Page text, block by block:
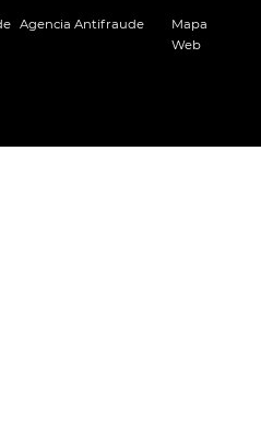
Agencia Antifraude
Mapa
Web